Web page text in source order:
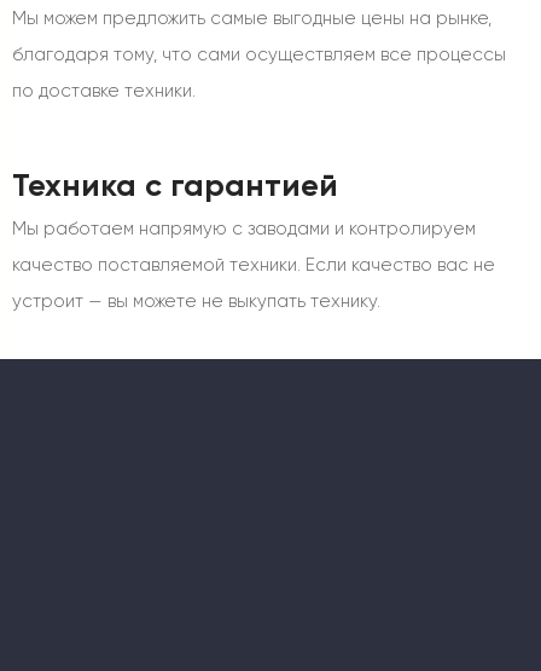
Мы можем предложить самые выгодные цены на рынке,
благодаря тому, что сами осуществляем все процессы
по доставке техники.
Техника с гарантией
Мы работаем напрямую с заводами и контролируем
качество поставляемой техники. Если качество вас не
устроит — вы можете не выкупать технику.